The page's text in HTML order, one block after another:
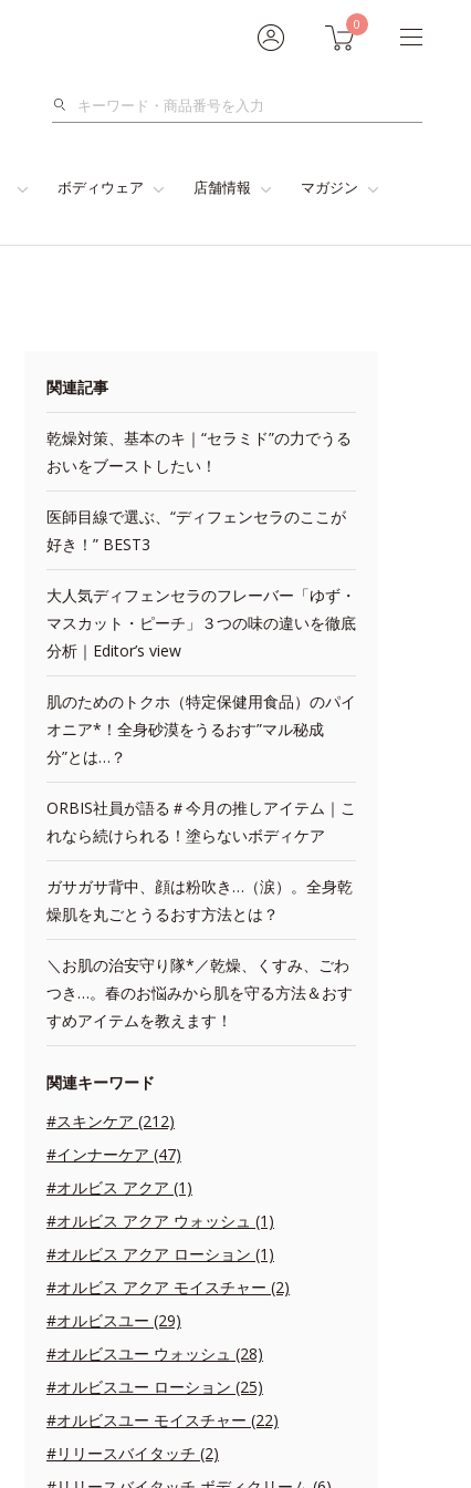
0
検
ボディウェア 店舗情報 マガジン
関連記事
乾燥対策、基本のキ｜“セラミド”の力でうる
おいをブーストしたい！
医師目線で選ぶ、“ディフェンセラのここが
好き！” BEST3
大人気ディフェンセラのフレーバー「ゆず・
マスカット・ピーチ」３つの味の違いを徹底
分析｜Editor’s view
肌のためのトクホ（特定保健用食品）のパイ
オニア*！全身砂漠をうるおす”マル秘成
分”とは…？
ORBIS社員が語る＃今月の推しアイテム｜こ
れなら続けられる！塗らないボディケア
ガサガサ背中、顔は粉吹き…（涙）。全身乾
燥肌を丸ごとうるおす方法とは？
＼お肌の治安守り隊*／乾燥、くすみ、ごわ
つき…。春のお悩みから肌を守る方法＆おす
すめアイテムを教えます！
関連キーワード
#スキンケア (212)
#インナーケア (47)
#オルビス アクア (1)
#オルビス アクア ウォッシュ (1)
#オルビス アクア ローション (1)
#オルビス アクア モイスチャー (2)
#オルビスユー (29)
#オルビスユー ウォッシュ (28)
#オルビスユー ローション (25)
#オルビスユー モイスチャー (22)
#リリースバイタッチ (2)